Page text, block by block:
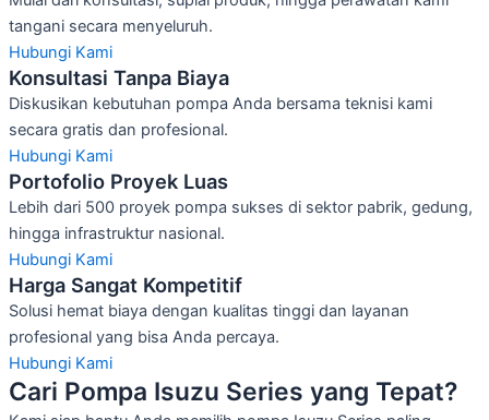
tangani secara menyeluruh.
Hubungi Kami
Konsultasi Tanpa Biaya
Diskusikan kebutuhan pompa Anda bersama teknisi kami
secara gratis dan profesional.
Hubungi Kami
Portofolio Proyek Luas
Lebih dari 500 proyek pompa sukses di sektor pabrik, gedung,
hingga infrastruktur nasional.
Hubungi Kami
Harga Sangat Kompetitif
Solusi hemat biaya dengan kualitas tinggi dan layanan
profesional yang bisa Anda percaya.
Hubungi Kami
Cari Pompa Isuzu Series yang Tepat?